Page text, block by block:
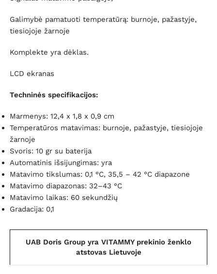
Galimybė pamatuoti temperatūrą: burnoje, pažastyje,
tiesiojoje žarnoje
Komplekte yra dėklas.
LCD ekranas
Techninės specifikacijos:
Marmenys: 12,4 x 1,8 x 0,9 cm
Temperatūros matavimas: burnoje, pažastyje, tiesiojoje
žarnoje
Svoris: 10 gr su baterija
Automatinis išsijungimas: yra
Matavimo tikslumas: 0,1 °C, 35,5 – 42 °C diapazone
Matavimo diapazonas: 32–43 °C
Matavimo laikas: 60 sekundžių
Gradacija: 0,1
UAB Doris Group yra VITAMMY prekinio ženklo
atstovas Lietuvoje